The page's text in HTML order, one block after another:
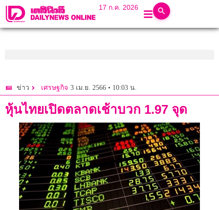
17 ก.ค. 2026
ข่าว เศรษฐกิจ 3 เม.ย. 2566 • 10:03 น.
หุ้นไทยเปิดตลาดเช้าบวก 1.97 จุด